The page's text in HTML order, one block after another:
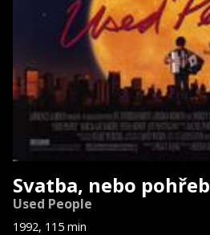
Svatba, nebo pohřeb
Used People
1992, 115 min